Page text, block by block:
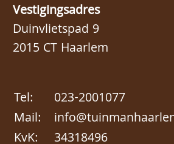
Vestigingsadres
Duinvlietspad 9
2015 CT Haarlem
Tel:
023-2001077
Mail:
KvK:
34318496